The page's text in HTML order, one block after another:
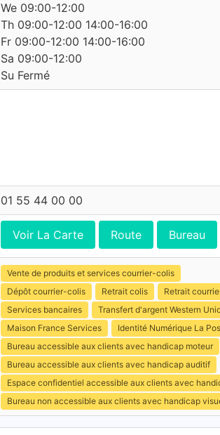
We 09:00-12:00
Th 09:00-12:00 14:00-16:00
Fr 09:00-12:00 14:00-16:00
Sa 09:00-12:00
Su Fermé
01 55 44 00 00
Voir La Carte Route Bureau
Vente de produits et services courrier-colis
Dépôt courrier-colis
Retrait colis
Retrait
Services bancaires
Transfert d'argent Western
Maison France Services
Identité Numérique La
Bureau accessible aux clients avec handicap moteur
Bureau accessible aux clients avec handicap auditif
Espace confidentiel accessible aux clients avec
Bureau non accessible aux clients avec handicap